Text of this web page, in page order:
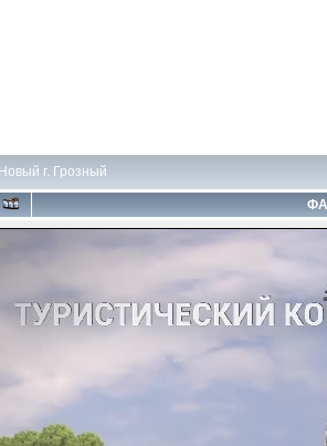
Новый г. Грозный